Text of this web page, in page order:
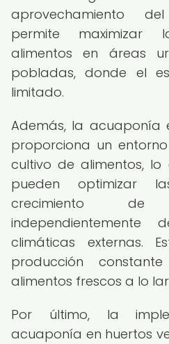
aprovechamiento
permite maximizar
alimentos en áreas
pobladas, donde el
limitado.
Además, la acuaponía
proporciona un
cultivo de alimentos,
pueden optimizar
crecimiento
independientemente
climáticas externas.
producción
alimentos frescos a lo
Por último, la
acuaponía en huertos